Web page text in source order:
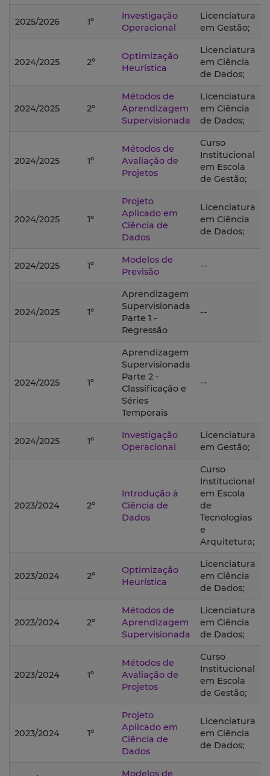
2025/2026 1º
Investigação
Operacional
Licenciatura
em Gestão;
2024/2025 2º
Optimização
Heurística
Licenciatura
em Ciência
de Dados;
2024/2025 2º
Métodos de
Aprendizagem
Supervisionada
Licenciatura
em Ciência
de Dados;
2024/2025 1º
Métodos de
Avaliação de
Projetos
Curso
Institucional
em Escola
de Gestão;
2024/2025 1º
Projeto
Aplicado em
Ciência de
Dados
Licenciatura
em Ciência
de Dados;
2024/2025 1º
Modelos de
Previsão
--
2024/2025 1º
Aprendizagem
Supervisionada
Parte 1 -
Regressão
--
2024/2025 1º
Aprendizagem
Supervisionada
Parte 2 -
Classificação e
Séries
Temporais
--
2024/2025 1º
Investigação
Operacional
Licenciatura
em Gestão;
2023/2024 2º
Introdução à
Ciência de
Dados
Curso
Institucional
em Escola
de
Tecnologias
e
Arquitetura;
2023/2024 2º
Optimização
Heurística
Licenciatura
em Ciência
de Dados;
2023/2024 2º
Métodos de
Aprendizagem
Supervisionada
Licenciatura
em Ciência
de Dados;
2023/2024 1º
Métodos de
Avaliação de
Projetos
Curso
Institucional
em Escola
de Gestão;
2023/2024 1º
Projeto
Aplicado em
Ciência de
Dados
Licenciatura
em Ciência
de Dados;
Modelos de